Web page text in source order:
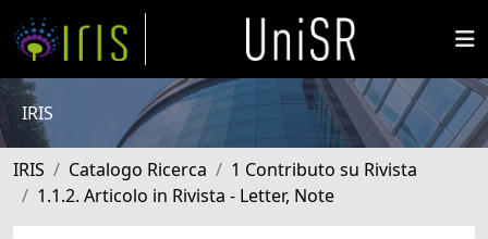
IRIS
IRIS Catalogo Ricerca
1 Contributo su Rivista
1.1.2. Articolo in Rivista - Letter, Note